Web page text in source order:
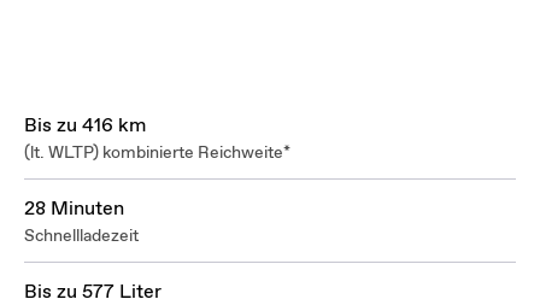
Bis zu 416 km
(lt. WLTP) kombinierte Reichweite*
28 Minuten
Schnellladezeit
Bis zu 577 Liter